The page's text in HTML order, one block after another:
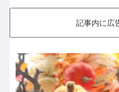
記事内に広